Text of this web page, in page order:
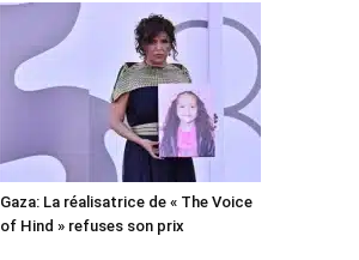
Gaza: La réalisatrice de « The Voice
of Hind » refuses son prix